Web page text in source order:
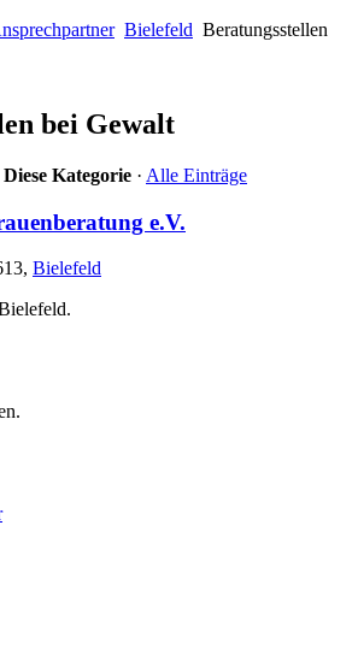
Bielefeld Beratungsstellen
bei Gewalt
Diese Kategorie · Alle Einträge
e.V.
Bielefeld